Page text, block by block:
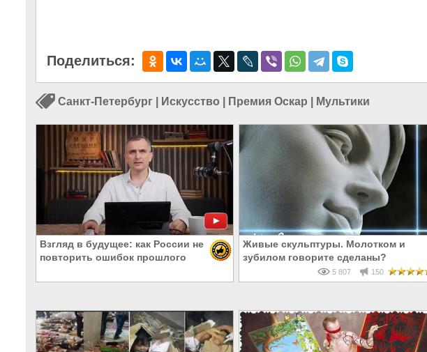
Поделиться:
Санкт-Петербург Искусство Премия Оскар Мультики
Взгляд в будущее: как России не
повторить ошибок прошлого
Живые скульптуры. Молотком и
зубилом говорите сделаны?
5 807 150